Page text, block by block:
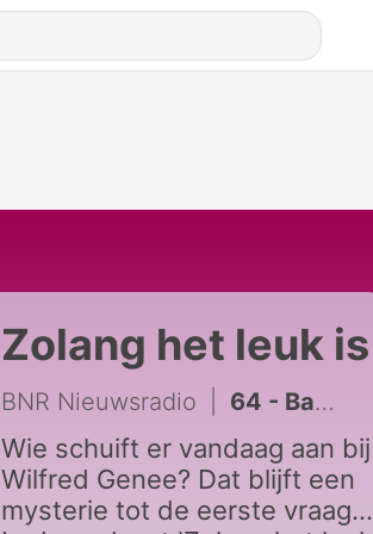
Zolang het leuk is
BNR Nieuwsradio 64 - Bas Smit: 'Ik sta niet zo sterk in mijn schoenen'
Wie schuift er vandaag aan bij
Wilfred Genee? Dat blijft een
mysterie tot de eerste vraag.